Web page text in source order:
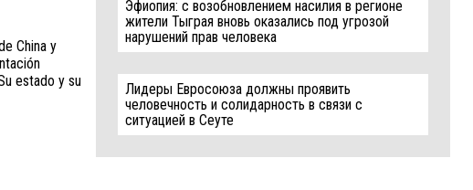
China y
estado y su
Эфиопия: с возобновлением насилия в регионе
жители Тыграя вновь оказались под угрозой
нарушений прав человека
Лидеры Евросоюза должны проявить
человечность и солидарность в связи с
ситуацией в Сеуте